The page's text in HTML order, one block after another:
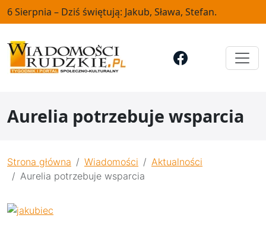
6 Sierpnia – Dziś świętują: Jakub, Sława, Stefan.
Aurelia potrzebuje wsparcia
Strona główna Wiadomości
Aktualności
Aurelia potrzebuje wsparcia